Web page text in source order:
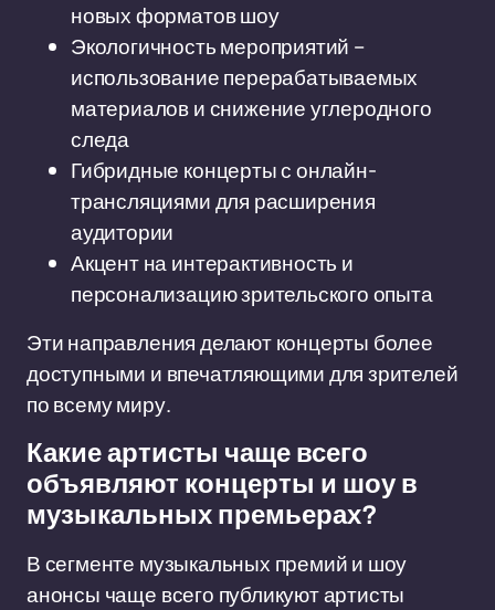
новых форматов шоу
Экологичность мероприятий –
использование перерабатываемых
материалов и снижение углеродного
следа
Гибридные концерты с онлайн-
трансляциями для расширения
аудитории
Акцент на интерактивность и
персонализацию зрительского опыта
Эти направления делают концерты более
доступными и впечатляющими для зрителей
по всему миру.
Какие артисты чаще всего
объявляют концерты и шоу в
музыкальных премьерах?
В сегменте музыкальных премий и шоу
анонсы чаще всего публикуют артисты